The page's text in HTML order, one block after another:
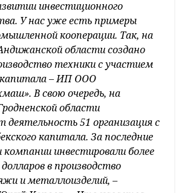
инвестиционного
У нас уже есть примеры
кооперации. Так, на
области создано
техники с участием
капитала – ИП ООО
В свою очередь, на
области
деятельность 51 организация с
капитала. За последние
инвестировали более
в производство
и металлоизделий, –